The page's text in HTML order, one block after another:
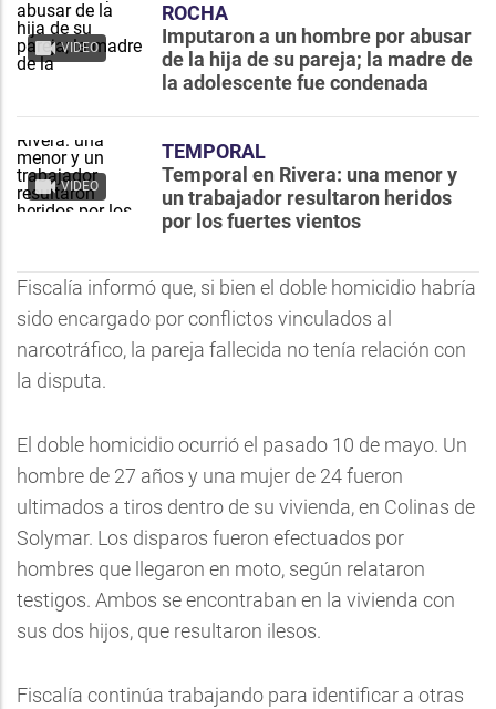
VIDEO
ROCHA
Imputaron a un hombre por abusar
de la hija de su pareja; la madre de
la adolescente fue condenada
VIDEO
TEMPORAL
Temporal en Rivera: una menor y
un trabajador resultaron heridos
por los fuertes vientos
Fiscalía informó que, si bien el doble homicidio habría
sido encargado por conflictos vinculados al
narcotráfico, la pareja fallecida no tenía relación con
la disputa.
El doble homicidio ocurrió el pasado 10 de mayo. Un
hombre de 27 años y una mujer de 24 fueron
ultimados a tiros dentro de su vivienda, en Colinas de
Solymar. Los disparos fueron efectuados por
hombres que llegaron en moto, según relataron
testigos. Ambos se encontraban en la vivienda con
sus dos hijos, que resultaron ilesos.
Fiscalía continúa trabajando para identificar a otras